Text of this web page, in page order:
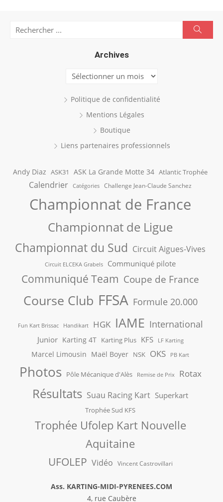
Archives
Archives
Politique de confidentialité
Mentions Légales
Boutique
Liens partenaires professionnels
Andy Diaz ASK31 ASK La Grande Motte 34 Atlantic Trophée
Calendrier Catégories Challenge Jean-Claude Sanchez
Championnat de France
Championnat de Ligue
Championnat du Sud Circuit Aigues-Vives
Circuit ELCEKA Grabels Communiqué pilote
Communiqué Team Coupe de France
Course Club FFSA Formule 20.000
Fun Kart Brissac Handikart HGK IAME International
Junior Karting 4T Karting Plus KFS LF Karting
Marcel Limousin Maël Boyer NSK OKS PB Kart
Photos Pôle Mécanique d'Alès Remise de Prix Rotax
Résultats Suau Racing Kart Superkart
Trophée Sud KFS
Trophée Ufolep Kart Nouvelle
Aquitaine
UFOLEP Vidéo Vincent Castrovillari
Ass. KARTING-MIDI-PYRENEES.COM
4, rue Caubère